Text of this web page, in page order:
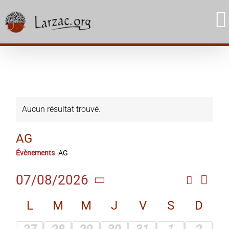
to
content
Aucun résultat trouvé.
AG
Évènements AG
et
Mois
07/08/2026
une
date.
Calendrier
L M M J V S
D